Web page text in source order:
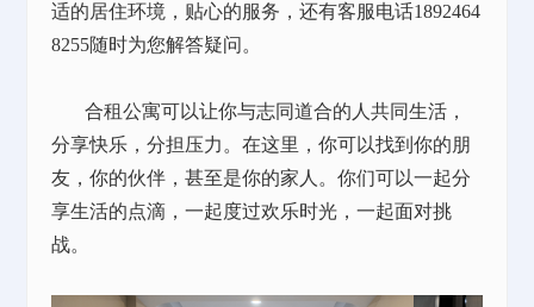
适的居住环境，贴心的服务，还有客服电话1892464
8255随时为您解答疑问。
合租公寓可以让你与志同道合的人共同生活，
分享快乐，分担压力。在这里，你可以找到你的朋
友，你的伙伴，甚至是你的家人。你们可以一起分
享生活的点滴，一起度过欢乐时光，一起面对挑
战。